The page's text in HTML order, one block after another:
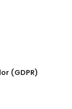
(GDPR)